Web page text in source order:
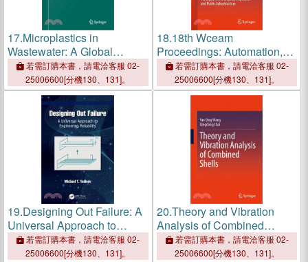
17.Microplastics in
Wastewater: A Global
Perspective on
Implementing Sustainable
Development
若需訂購本書，請電洽客服 02-
25006600[分機130、131]。
18.18th Wceam
Proceedings: Automation,
Digital Transformation,
Industry 4.0, and Beyond:
Engineering, Operation and
Management of Engineering
Assets and
若需訂購本書，請電洽客服 02-
25006600[分機130、131]。
19.Designing Out Failure: A
Universal Approach to
Engineering Reliability
若需訂購本書，請電洽客服 02-
25006600[分機130、131]。
20.Theory and Vibration
Analysis of Combined
Shells
若需訂購本書，請電洽客服 02-
25006600[分機130、131]。